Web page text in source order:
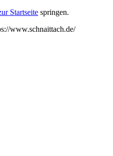
Startseite springen.
www.schnaittach.de/